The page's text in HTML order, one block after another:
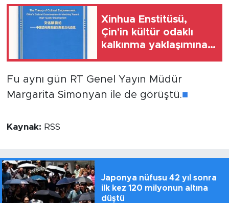
Xinhua Enstitüsü,
Çin'in kültür odaklı
kalkınma yaklaşımına
Fu aynı gün RT Genel Yayın Müdür
Margarita Simonyan ile de görüştü.■
Kaynak: RSS
Japonya nüfusu 42 yıl sonra
ilk kez 120 milyonun altına
düştü